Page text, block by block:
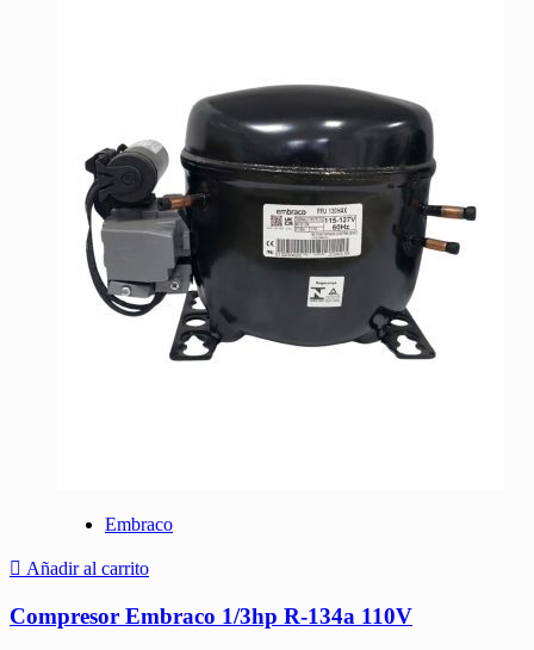
Embraco
Añadir al carrito
Compresor Embraco 1/3hp R-134a 110V